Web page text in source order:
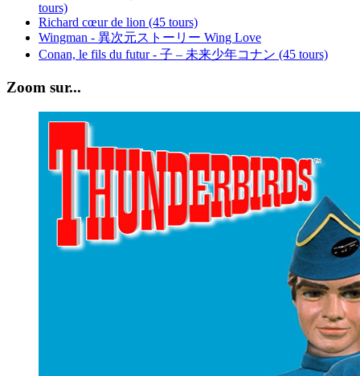
tours)
Richard cœur de lion (45 tours)
Wingman - 異次元ストーリー Wing Love
Conan, le fils du futur - 子 – 未来少年コナン (45 tours)
Zoom sur...